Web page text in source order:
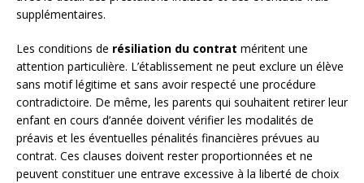
supplémentaires.
Les conditions de résiliation du contrat méritent une
attention particulière. L’établissement ne peut exclure un élève
sans motif légitime et sans avoir respecté une procédure
contradictoire. De même, les parents qui souhaitent retirer leur
enfant en cours d’année doivent vérifier les modalités de
préavis et les éventuelles pénalités financières prévues au
contrat. Ces clauses doivent rester proportionnées et ne
peuvent constituer une entrave excessive à la liberté de choix